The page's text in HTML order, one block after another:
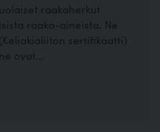
raakaherkut
raaka-aineista. Ne
sertifikaatti)
ovat...